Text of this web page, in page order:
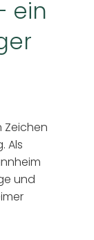
ein
Zeichen
Als
und